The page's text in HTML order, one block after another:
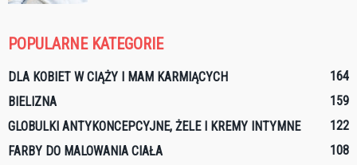
POPULARNE KATEGORIE
DLA KOBIET W CIĄŻY I MAM KARMIĄCYCH
164
BIELIZNA
159
GLOBULKI ANTYKONCEPCYJNE, ŻELE I KREMY INTYMNE
122
FARBY DO MALOWANIA CIAŁA
108